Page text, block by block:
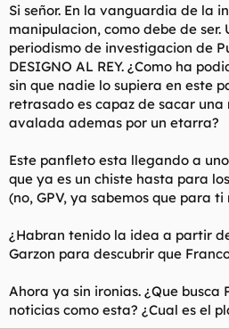
t
e
m
a
o
Si señor. En la vanguardia de la
manipulacion, como debe de
periodismo de investigacion de
DESIGNO AL REY. ¿Como ha
sin que nadie lo supiera en este
retrasado es capaz de sacar una
avalada ademas por un etarra?
Este panfleto esta llegando a
que ya es un chiste hasta para
(no, GPV, ya sabemos que para ti
¿Habran tenido la idea a partir
Garzon para descubrir que
Ahora ya sin ironias. ¿Que busca
noticias como esta? ¿Cual es el